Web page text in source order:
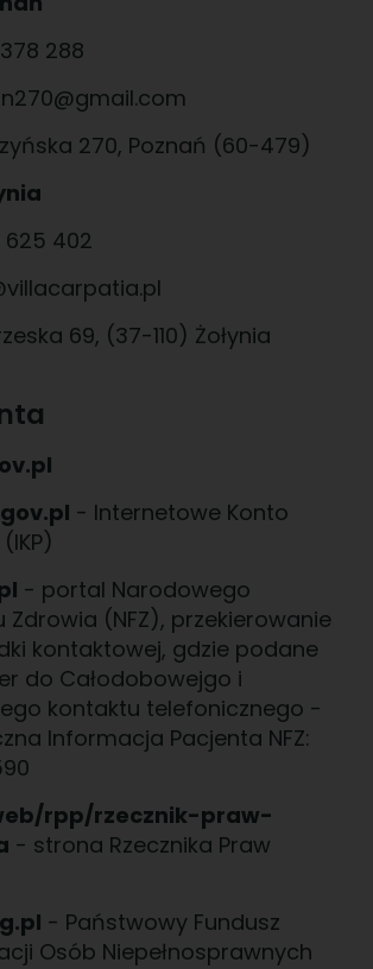
288
270, Poznań (60-479)
402
69, (37-110) Żołynia
- Internetowe Konto
- portal Narodowego
Zdrowia (NFZ), przekierowanie
kontaktowej, gdzie podane
do Całodobowejgo i
kontaktu telefonicznego -
Informacja Pacjenta NFZ:
rpp/rzecznik-praw-
- strona Rzecznika Praw
- Państwowy Fundusz
Osób Niepełnosprawnych